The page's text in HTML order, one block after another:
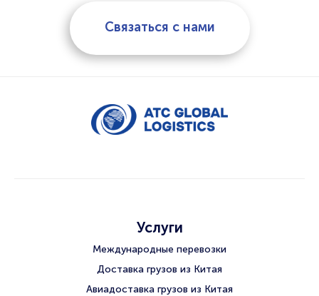
Связаться с нами
Услуги
Международные перевозки
Доставка грузов из Китая
Авиадоставка грузов из Китая